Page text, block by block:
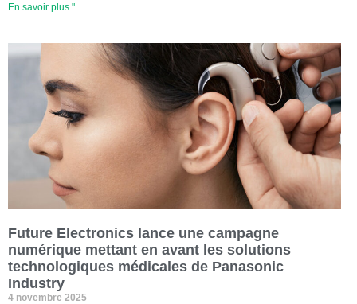
En savoir plus "
Future Electronics lance une campagne
numérique mettant en avant les solutions
technologiques médicales de Panasonic
Industry
4 novembre 2025